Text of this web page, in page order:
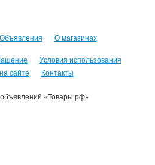
Объявления О магазинах
Условия использования
сайте
Контакты
«Товары.рф»